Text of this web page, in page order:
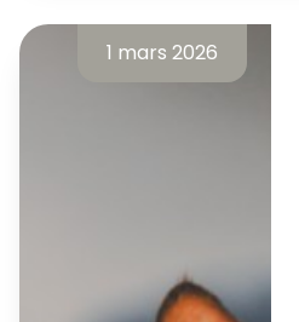
1 mars 2026